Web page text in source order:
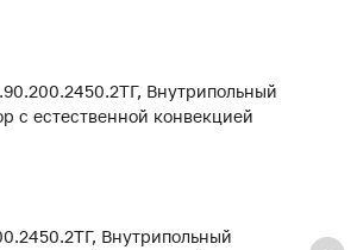
Внутрипольный